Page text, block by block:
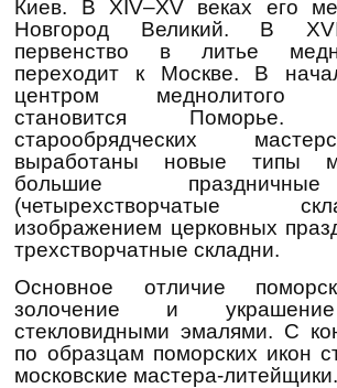
Киев. В XIV–XV веках его
Новгород Великий. В
первенство в литье
переходит к Москве. В
центром меднолитого
становится
старообрядческих
выработаны новые типы
большие
(четырехстворчатые
изображением церковных
трехстворчатные складни.
Основное отличие
золочение и
стекловидными эмалями. С
по образцам поморских икон
московские мастера-литейщики.